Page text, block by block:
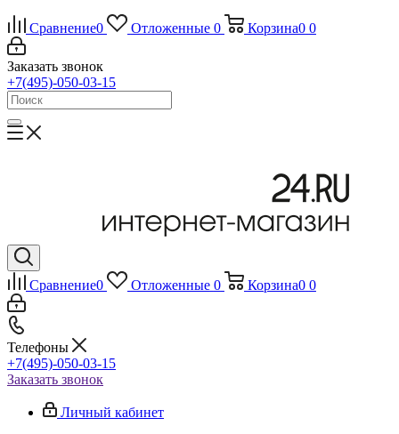
Сравнение0 Отложенные 0 Корзина0 0
Заказать звонок
+7(495)-050-03-15
Сравнение0 Отложенные 0 Корзина0 0
Телефоны
+7(495)-050-03-15
Заказать звонок
Личный кабинет